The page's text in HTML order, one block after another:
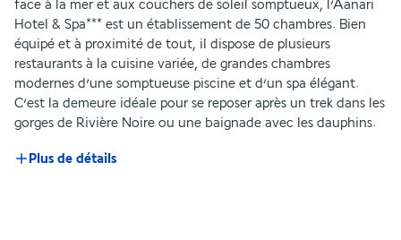
face à la mer et aux couchers de soleil somptueux, l’Aanari
Hotel & Spa*** est un établissement de 50 chambres. Bien
équipé et à proximité de tout, il dispose de plusieurs
restaurants à la cuisine variée, de grandes chambres
modernes d’une somptueuse piscine et d’un spa élégant.
C’est la demeure idéale pour se reposer après un trek dans les
gorges de Rivière Noire ou une baignade avec les dauphins.
Plus de détails